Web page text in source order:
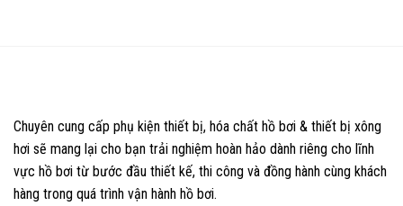
Chuyên cung cấp phụ kiện thiết bị, hóa chất hồ bơi & thiết bị xông
hơi sẽ mang lại cho bạn trải nghiệm hoàn hảo dành riêng cho lĩnh
vực hồ bơi từ bước đầu thiết kế, thi công và đồng hành cùng khách
hàng trong quá trình vận hành hồ bơi.